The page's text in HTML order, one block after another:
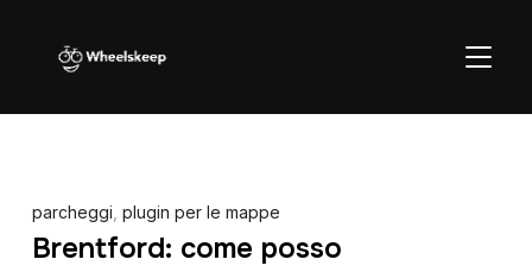
APRI/
parcheggi plugin per le mappe
Brentford: come posso